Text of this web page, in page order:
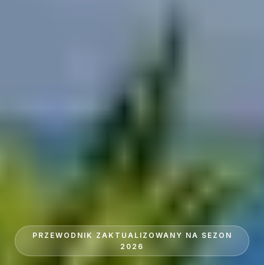
PRZEWODNIK ZAKTUALIZOWANY NA SEZON
2026